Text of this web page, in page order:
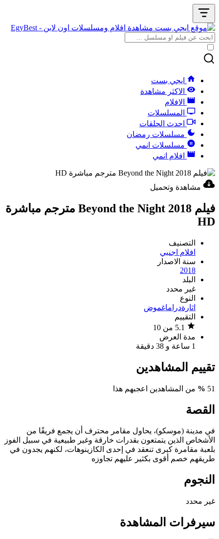
ايجي بست
الاكثر مشاهدة
الافلام
المسلسلات
احدث الحلقات
مسلسلات رمضان
مسلسلات انمي
افلام انمي
مشاهدة وتحميل
فيلم Beyond the Night 2018 مترجم مباشرة
HD
التصنيف
افلام اجنبي
سنة الاصدار
2018
البلد
غير محدد
النوع
اثارةدراماغموض
التقييم
مدة العرض
1 ساعة و 38 دقيقة
تقييم المشاهدين
51
% من المشاهدين اعجبهم هذا
القصة
في مدينة (موسكو)، يحاول مقامر محترف أن يجمع فريقًا من
اﻷشخاص الذين يتمتعون بقدرات خارقة وغير طبيعية في سبيل الفوز
بلعبة مقامرة كبرى تنعقد في إحدى الكازينوهات، لكنهم يجدون في
طريقهم خصم أقوى بكثير عليهم تجاوزه
النجوم
غير محدد
سيرفرات المشاهدة